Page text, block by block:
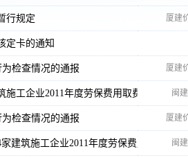
行规定 厦建
定卡的通知
检查情况的通报 厦建
施工企业2011年度劳保费用取费类别的通
闽
检查情况的通报 厦建
建筑施工企业2011年度劳保费用取费类别
闽